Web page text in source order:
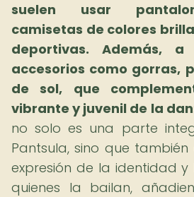
suelen usar
camisetas de colores
deportivas.
Además, a
accesorios como gorras,
de sol, que
vibrante y juvenil de la
no solo es una parte
Pantsula, sino que
expresión de la identidad
quienes la bailan,